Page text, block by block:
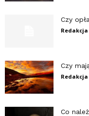
Czy
Redakcja
Czy
Redakcja
Co